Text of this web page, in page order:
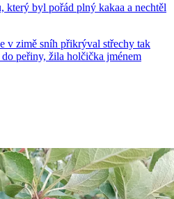
který byl pořád plný kakaa a nechtěl
v zimě sníh přikrýval střechy tak
peřiny, žila holčička jménem